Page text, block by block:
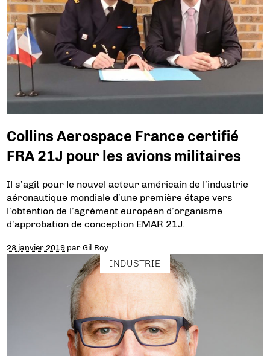
Collins Aerospace France certifié
FRA 21J pour les avions militaires
Il s’agit pour le nouvel acteur américain de l’industrie
aéronautique mondiale d’une première étape vers
l’obtention de l’agrément européen d’organisme
d’approbation de conception EMAR 21J.
28 janvier 2019 parGil Roy
INDUSTRIE